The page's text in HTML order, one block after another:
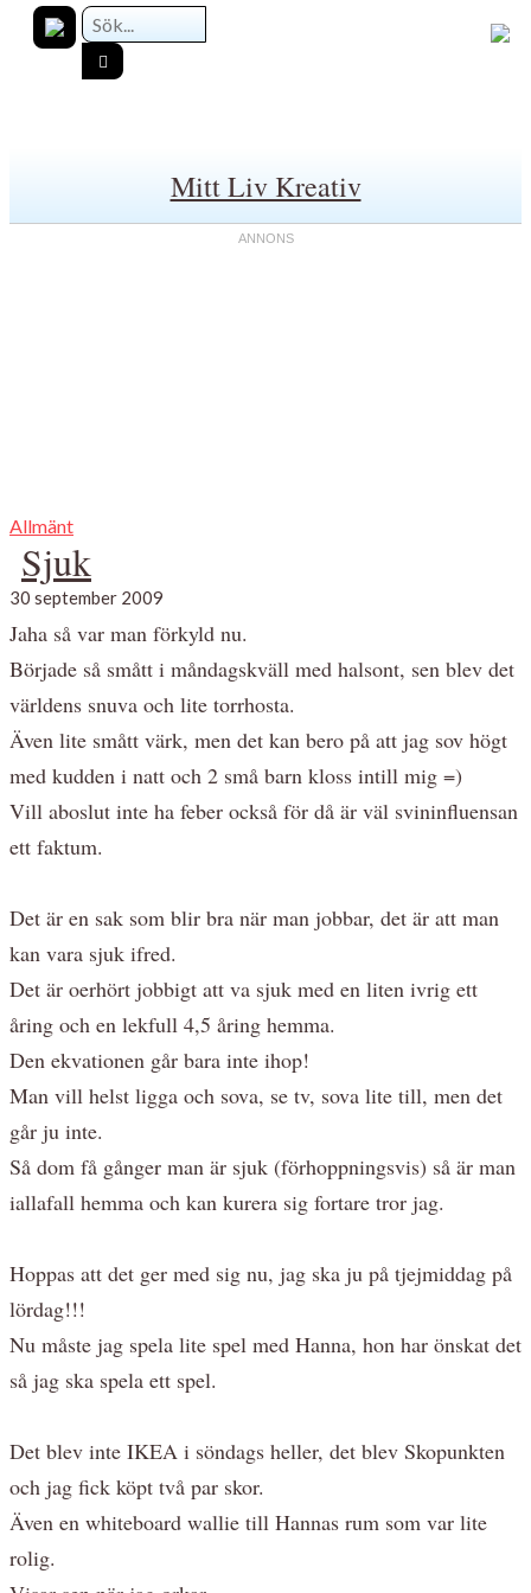
Mitt Liv Kreativ
Allmänt
Sjuk
30 september 2009
Jaha så var man förkyld nu.
Började så smått i måndagskväll med halsont, sen blev det
världens snuva och lite torrhosta.
Även lite smått värk, men det kan bero på att jag sov högt
med kudden i natt och 2 små barn kloss intill mig =)
Vill aboslut inte ha feber också för då är väl svininfluensan
ett faktum.
Det är en sak som blir bra när man jobbar, det är att man
kan vara sjuk ifred.
Det är oerhört jobbigt att va sjuk med en liten ivrig ett
åring och en lekfull 4,5 åring hemma.
Den ekvationen går bara inte ihop!
Man vill helst ligga och sova, se tv, sova lite till, men det
går ju inte.
Så dom få gånger man är sjuk (förhoppningsvis) så är man
iallafall hemma och kan kurera sig fortare tror jag.
Hoppas att det ger med sig nu, jag ska ju på tjejmiddag på
lördag!!!
Nu måste jag spela lite spel med Hanna, hon har önskat det
så jag ska spela ett spel.
Det blev inte IKEA i söndags heller, det blev Skopunkten
och jag fick köpt två par skor.
Även en whiteboard wallie till Hannas rum som var lite
rolig.